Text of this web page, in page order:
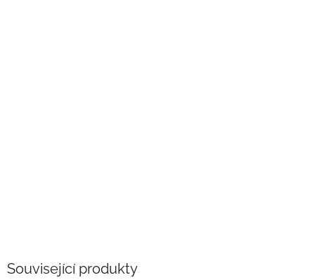
Související produkty